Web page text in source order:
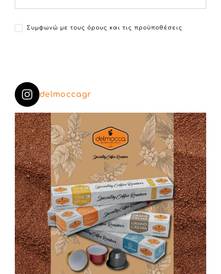
Συμφωνώ με τους όρους και τις προϋποθέσεις
delmoccagr